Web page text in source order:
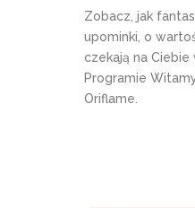
Zobacz, jak
upominki, o
czekają na
Programie
Oriflame.